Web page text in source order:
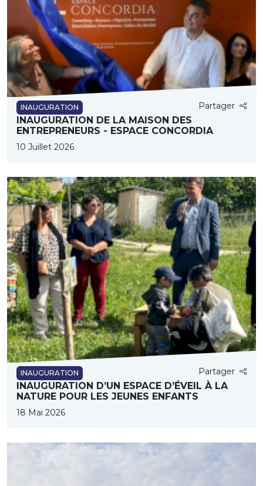
INAUGURATION Partager
INAUGURATION DE LA MAISON DES
ENTREPRENEURS - ESPACE CONCORDIA
10 Juillet 2026
INAUGURATION Partager
INAUGURATION D’UN ESPACE D’ÉVEIL À LA
NATURE POUR LES JEUNES ENFANTS
18 Mai 2026